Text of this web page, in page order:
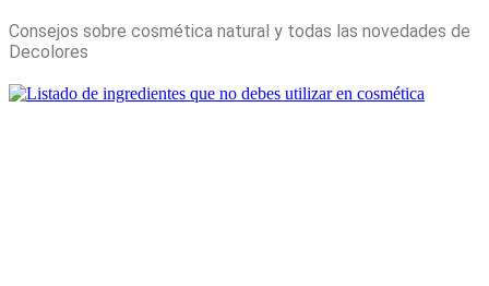
Consejos sobre cosmética natural y todas las novedades de
Decolores